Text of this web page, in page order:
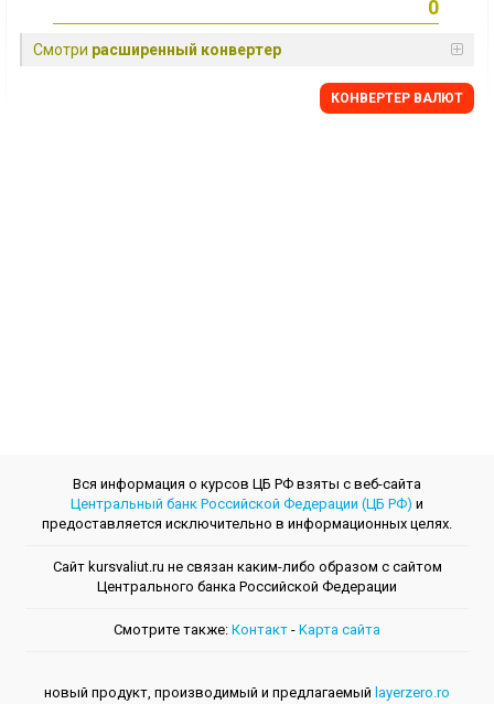
Смотри расширенный конвертер
КОНВЕРТЕР ВАЛЮТ
Вся информация о курсов ЦБ РФ взяты с веб-сайта
Центральный банк Российской Федерации (ЦБ РФ) и
предоставляется исключительно в информационных целях.
Сайт kursvaliut.ru не связан каким-либо образом с сайтом
Центрального банкa Российской Федерации
Смотрите также: Контакт - Kарта сайта
новый продукт, производимый и предлагаемый layerzero.ro